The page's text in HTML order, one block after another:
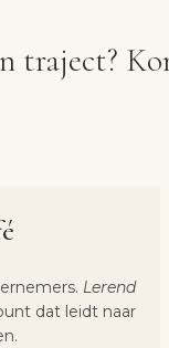
traject?
Lerend
dat leidt naar